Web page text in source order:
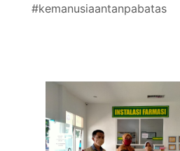
#kemanusiaantanpabatas